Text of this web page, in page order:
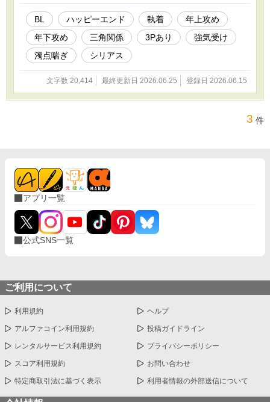
手で飼い慣らそう」 没落した公爵家の天才青年
は、失われた家を取り戻すため、軍参謀として
成り上がる。 耽美と背徳の物語が、冷たい鎖と
熱い口づけの中で幕を開ける。 ＿＿＿ ※本作
は、以前公開していた旧版の内容を再構成・加
筆修正した完全版です。 ※旧版とは展開・描写
が一部異なります。
BL ハッピーエンド 執着
年上攻め
年下攻め
三角関係 3Pあり
強気受け
濁点喘ぎ
シリアス
文字数 20,414 最終更新日 2026.06.25 登録日 2026.06.15
3 件
アプリ一覧
公式SNS一覧
ご利用について
利用規約 ヘルプ
アルファコイン利用規約 投稿ガイドライン
レンタルサービス利用規約 プライバシーポリシー
スコア利用規約 お問い合わせ
特定商取引法に基づく表示 利用者情報の外部送信について